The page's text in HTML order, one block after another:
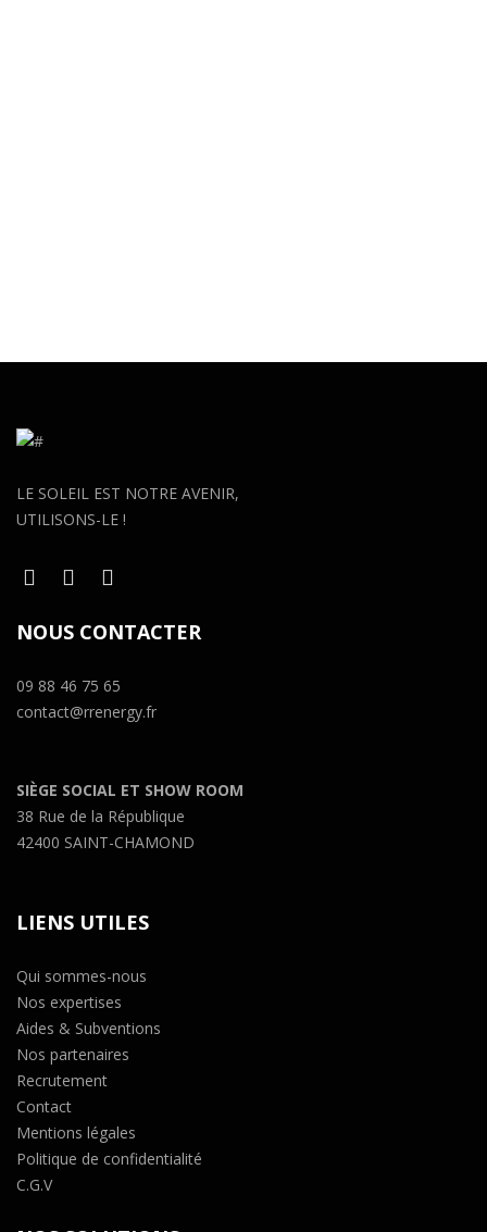
LE SOLEIL EST NOTRE AVENIR,
UTILISONS-LE !
NOUS CONTACTER
09 88 46 75 65
contact@rrenergy.fr
SIÈGE SOCIAL ET SHOW ROOM
38 Rue de la République
42400 SAINT-CHAMOND
LIENS UTILES
Qui sommes-nous
Nos expertises
Aides & Subventions
Nos partenaires
Recrutement
Contact
Mentions légales
Politique de confidentialité
C.G.V